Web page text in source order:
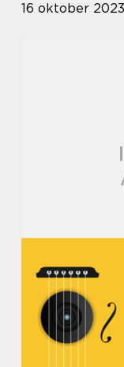
16 oktober 2023